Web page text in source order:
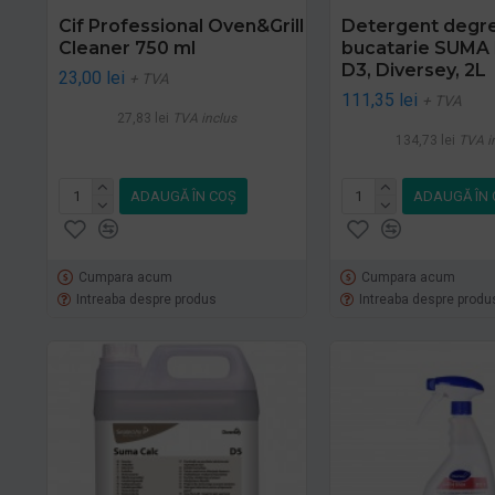
Cif Professional Oven&Grill
Cleaner 750 ml
23,00 lei + TVA
27,83 lei TVA inclus
ADAUGĂ ÎN COŞ
Cumpara acum
Intreaba despre produs
Detergent
bucatarie SUMA
D3, Diversey, 2L
111,35 lei + TVA
134,73 lei TVA
ADAUGĂ ÎN
Cumpara acum
Intreaba despre